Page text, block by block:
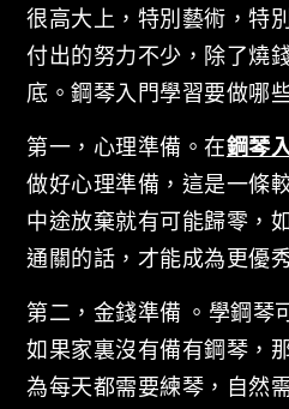
很高大上，特別藝術，特
付出的努力不少，除了燒
底。鋼琴入門學習要做哪
第一，心理準備。在鋼琴
做好心理準備，這是一條
中途放棄就有可能歸零，
通關的話，才能成為更優
第二，金錢準備 。學鋼琴
如果家裏沒有備有鋼琴，
為每天都需要練琴，自然